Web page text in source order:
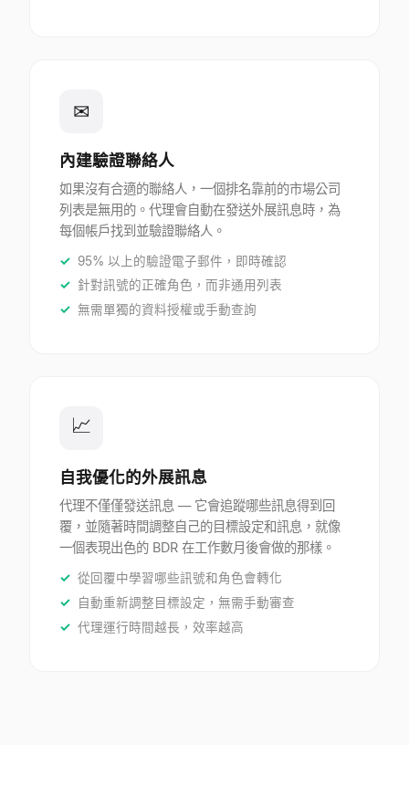
✉
內建驗證聯絡人
如果沒有合適的聯絡人，一個排名靠前的市場公司
列表是無用的。代理會自動在發送外展訊息時，為
每個帳戶找到並驗證聯絡人。
95% 以上的驗證電子郵件，即時確認
針對訊號的正確角色，而非通用列表
無需單獨的資料授權或手動查詢
📈
自我優化的外展訊息
代理不僅僅發送訊息 — 它會追蹤哪些訊息得到回
覆，並隨著時間調整自己的目標設定和訊息，就像
一個表現出色的 BDR 在工作數月後會做的那樣。
從回覆中學習哪些訊號和角色會轉化
自動重新調整目標設定，無需手動審查
代理運行時間越長，效率越高